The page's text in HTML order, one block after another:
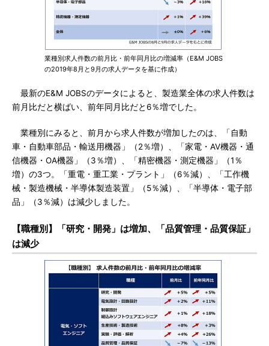
業種別求人件数の前月比・前年同月比の増減率（E&M JOBS
の2019年8月と9月の求人データを基に作成）
最新のE&M JOBSのデータによると、製造業全体の求人件数は
前月比だと横ばい、前年同月比だと6％増でした。
業種別にみると、前月から求人件数が増加したのは、「自動
車・自動車部品・輸送用機器」（2％増）、「家電・AV機器・通
信機器・OA機器」（3％増）、「精密機器・測定機器」（1％
増）の3つ。「重電・重工業・プラント」（6％減）、「工作機
械・製造機械・半導体製造装置」（5％減）、「半導体・電子部
品」（3％減）は減少しました。
【職種別】「研究・開発」は増加、「品質管理・品質保証」
は減少